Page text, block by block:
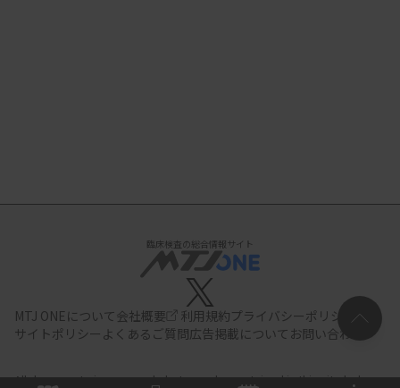
臨床検査の総合情報サイト
MTJ ONEについて会社概要 利用規約プライバシーポリシー
サイトポリシー よくあるご質問広告掲載について お問い合わせ
All documents,images and photographs contained in this site belong